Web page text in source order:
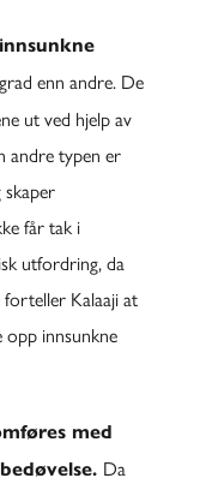
enn andre. De
ut ved hjelp av
andre typen er
får tak i
utfordring, da
forteller Kalaaji at
innsunkne
med
Da